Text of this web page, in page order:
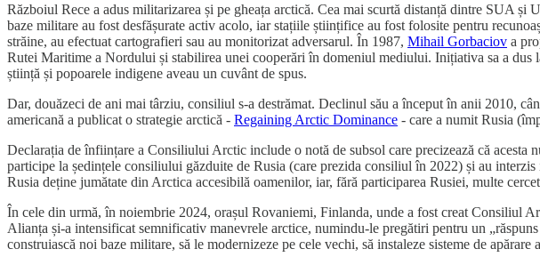
Războiul Rece a adus militarizarea și pe gheața arctică. Cea mai scurtă distanță dintre SUA
baze militare au fost desfășurate activ acolo, iar stațiile științifice au fost folosite pentru
străine, au efectuat cartografieri sau au monitorizat adversarul. În 1987, Mihail Gorbaciov a
Rutei Maritime a Nordului și stabilirea unei cooperări în domeniul mediului. Inițiativa sa a
știință și popoarele indigene aveau un cuvânt de spus.
Dar, douăzeci de ani mai târziu, consiliul s-a destrămat. Declinul său a început în anii 2010,
americană a publicat o strategie arctică - Regaining Arctic Dominance - care a numit Rusia
Declarația de înființare a Consiliului Arctic include o notă de subsol care precizează că
participe la ședințele consiliului găzduite de Rusia (care prezida consiliul în 2022) și au
Rusia deține jumătate din Arctica accesibilă oamenilor, iar, fără participarea Rusiei, multe
În cele din urmă, în noiembrie 2024, orașul Rovaniemi, Finlanda, unde a fost creat Consiliul
Alianța și-a intensificat semnificativ manevrele arctice, numindu-le pregătiri pentru un
construiască noi baze militare, să le modernizeze pe cele vechi, să instaleze sisteme de